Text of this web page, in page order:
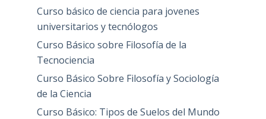
Curso básico de ciencia para jovenes
universitarios y tecnólogos
Curso Básico sobre Filosofía de la
Tecnociencia
Curso Básico Sobre Filosofía y Sociología
de la Ciencia
Curso Básico: Tipos de Suelos del Mundo